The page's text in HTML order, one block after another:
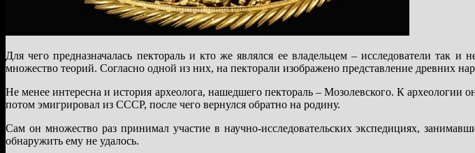
Для чего предназначалась пектораль и кто же являлся ее владельцем – исследователи так и
множество теорий. Согласно одной из них, на пекторали изображено представление древних
Не менее интересна и история археолога, нашедшего пектораль – Мозолевского. К археологии
потом эмигрировал из СССР, после чего вернулся обратно на родину.
Сам он множество раз принимал участие в научно-исследовательских экспедициях,
обнаружить ему не удалось.